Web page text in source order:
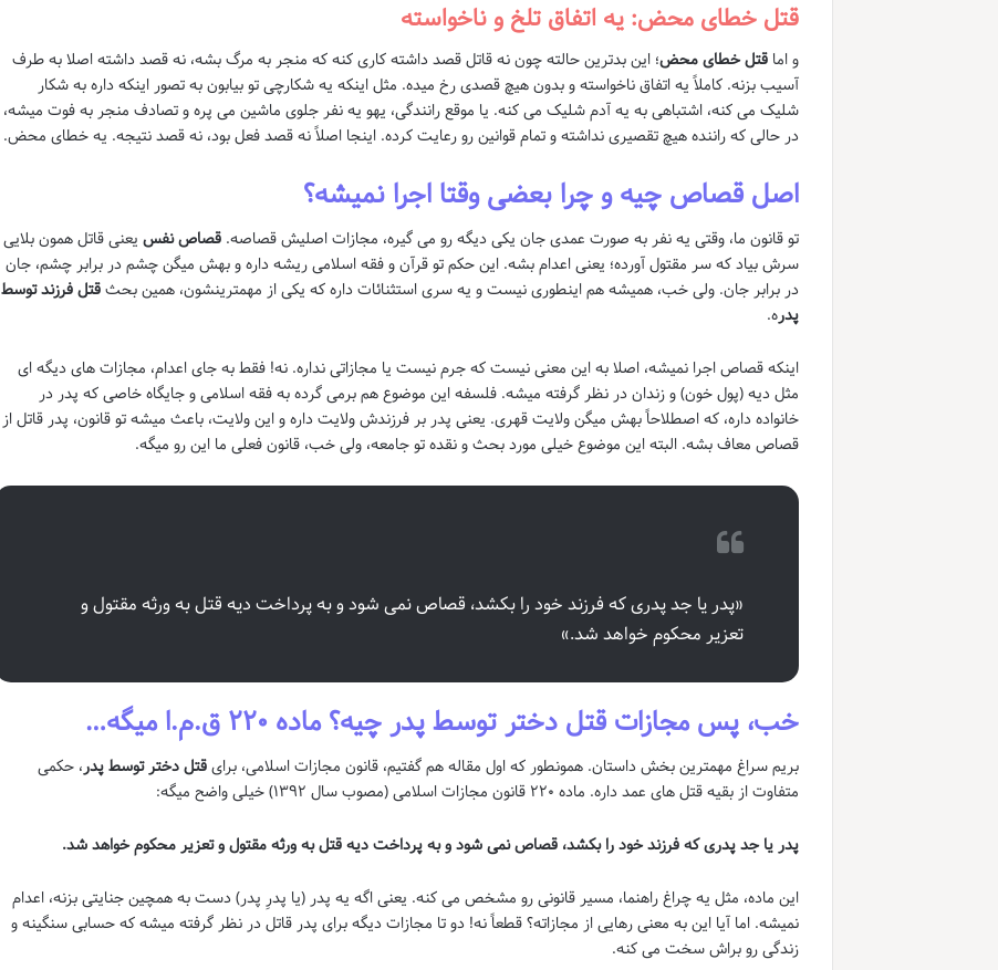
قتل خطای محض: یه اتفاق تلخ و ناخواسته
و اماقتل خطای محض؛ این بدترین حالته چون نه قاتل قصد داشته کاری کنه که منجر به مرگ بشه، نه قصد داشته اصلا به طرف
آسیب بزنه. کاملاً یه اتفاق ناخواسته و بدون هیچ قصدی رخ میده. مثل اینکه یه شکارچی تو بیابون به تصور اینکه داره به شکار
شلیک می کنه، اشتباهی به یه آدم شلیک می کنه. یا موقع رانندگی، یهو یه نفر جلوی ماشین می پره و تصادف منجر به فوت میشه،
در حالی که راننده هیچ تقصیری نداشته و تمام قوانین رو رعایت کرده. اینجا اصلاً نه قصد فعل بود، نه قصد نتیجه. یه خطای محض.
اصل قصاص چیه و چرا بعضی وقتا اجرا نمیشه؟
تو قانون ما، وقتی یه نفر به صورت عمدی جان یکی دیگه رو می گیره، مجازات اصلیش قصاصه.قصاص نفس یعنی قاتل همون بلایی
سرش بیاد که سر مقتول آورده؛ یعنی اعدام بشه. این حکم تو قرآن و فقه اسلامی ریشه داره و بهش میگن چشم در برابر چشم، جان
در برابر جان. ولی خب، همیشه هم اینطوری نیست و یه سری استثنائات داره که یکی از مهمترینشون، همین بحثقتل فرزند توسط
پدره.
اینکه قصاص اجرا نمیشه، اصلا به این معنی نیست که جرم نیست یا مجازاتی نداره. نه! فقط به جای اعدام، مجازات های دیگه ای
مثل دیه (پول خون) و زندان در نظر گرفته میشه. فلسفه این موضوع هم برمی گرده به فقه اسلامی و جایگاه خاصی که پدر در
خانواده داره، که اصطلاحاً بهش میگن ولایت قهری. یعنی پدر بر فرزندش ولایت داره و این ولایت، باعث میشه تو قانون، پدر قاتل از
قصاص معاف بشه. البته این موضوع خیلی مورد بحث و نقده تو جامعه، ولی خب، قانون فعلی ما این رو میگه.
«پدر یا جد پدری که فرزند خود را بکشد، قصاص نمی شود و به پرداخت دیه قتل به ورثه مقتول و
تعزیر محکوم خواهد شد.»
خب، پس مجازات قتل دختر توسط پدر چیه؟ ماده ۲۲۰ ق.م.ا میگه…
بریم سراغ مهمترین بخش داستان. همونطور که اول مقاله هم گفتیم، قانون مجازات اسلامی، برایقتل دختر توسط پدر، حکمی
متفاوت از بقیه قتل های عمد داره. ماده ۲۲۰ قانون مجازات اسلامی (مصوب سال ۱۳۹۲) خیلی واضح میگه:
پدر یا جد پدری که فرزند خود را بکشد، قصاص نمی شود و به پرداخت دیه قتل به ورثه مقتول و تعزیر محکوم خواهد شد.
این ماده، مثل یه چراغ راهنما، مسیر قانونی رو مشخص می کنه. یعنی اگه یه پدر (یا پدرِ پدر) دست به همچین جنایتی بزنه، اعدام
نمیشه. اما آیا این به معنی رهایی از مجازاته؟ قطعاً نه! دو تا مجازات دیگه برای پدر قاتل در نظر گرفته میشه که حسابی سنگینه و
زندگی رو براش سخت می کنه.